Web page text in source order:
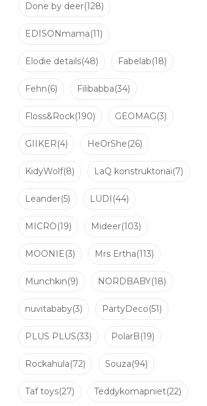
Done by deer(128)
EDISONmama(11)
Elodie details(48) Fabelab(18)
Fehn(6) Filibabba(34)
Floss&Rock(190) GEOMAG(3)
GIIKER(4) HeOrShe(26)
KidyWolf(8) LaQ konstruktoriai(7)
Leander(5) LUDI (44)
MICRO(19) Mideer(103)
MOONIE(3) Mrs Ertha(113)
Munchkin(9) NORDBABY(18)
nuvitababy(3) PartyDeco(51)
PLUS PLUS(33) PolarB(19)
Rockahula(72) Souza(94)
Taf toys(27) Teddykomapniet(22)